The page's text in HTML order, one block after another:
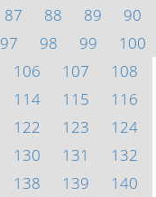
87 88 89
90
97 98 99
100
106 107
108
114 115
116
122 123
124
130 131
132
138 139
140